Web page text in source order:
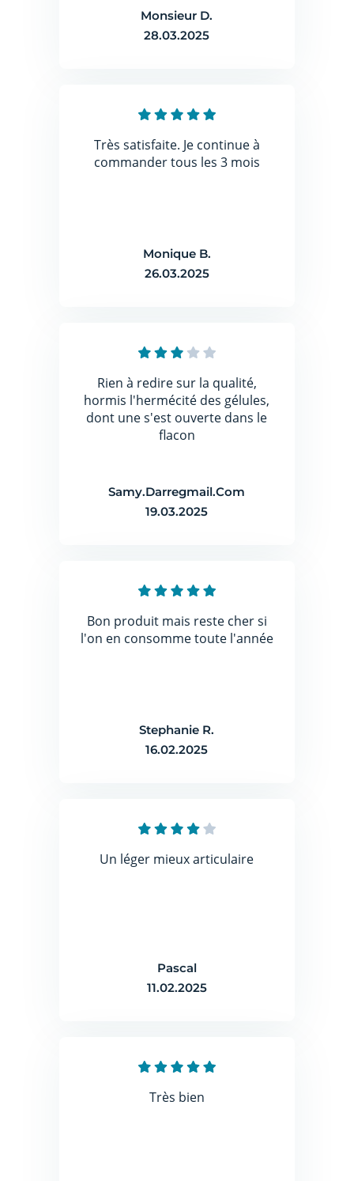
Monsieur D.
28.03.2025
Très satisfaite. Je continue à
commander tous les 3 mois
Monique B.
26.03.2025
Rien à redire sur la qualité,
hormis l'hermécité des gélules,
dont une s'est ouverte dans le
flacon
Samy.Darregmail.Com
19.03.2025
Bon produit mais reste cher si
l'on en consomme toute l'année
Stephanie R.
16.02.2025
Un léger mieux articulaire
Pascal
11.02.2025
Très bien